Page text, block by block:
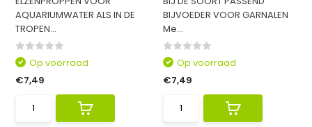
AQUARIUMWATER ALS IN DE
TROPEN...
Op voorraad
€7,49
BIJVOEDER VOOR GARNALEN
Me...
Op voorraad
€7,49